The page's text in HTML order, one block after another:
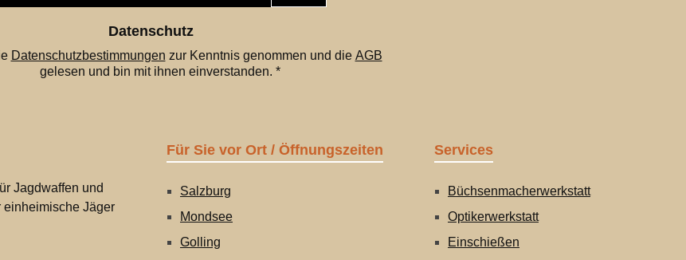
Datenschutz
Datenschutzbestimmungen zur Kenntnis genommen und die AGB
gelesen und bin mit ihnen einverstanden. *
Jagdwaffen und
einheimische Jäger
Für Sie vor Ort / Öffnungszeiten
Salzburg
Mondsee
Golling
Services
Büchsenmacherwerkstatt
Optikerwerkstatt
Einschießen